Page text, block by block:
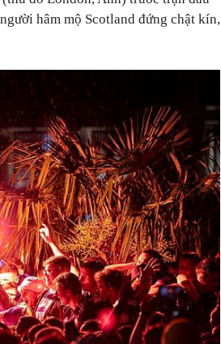
hâm mộ Scotland đứng chật kín,